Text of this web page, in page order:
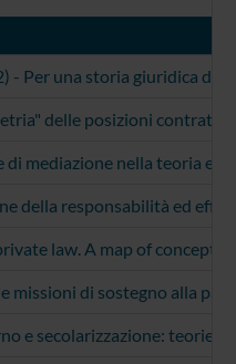
- Per una storia giuridica del
delle posizioni
di mediazione nella teoria e
della responsabilità ed
law. A map of concepts
missioni di sostegno alla pace
e secolarizzazione: teorie